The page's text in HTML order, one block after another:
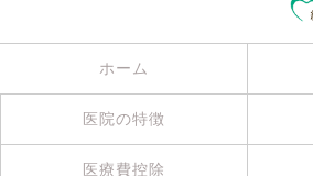
ホーム
医院の特徴
医療費控除